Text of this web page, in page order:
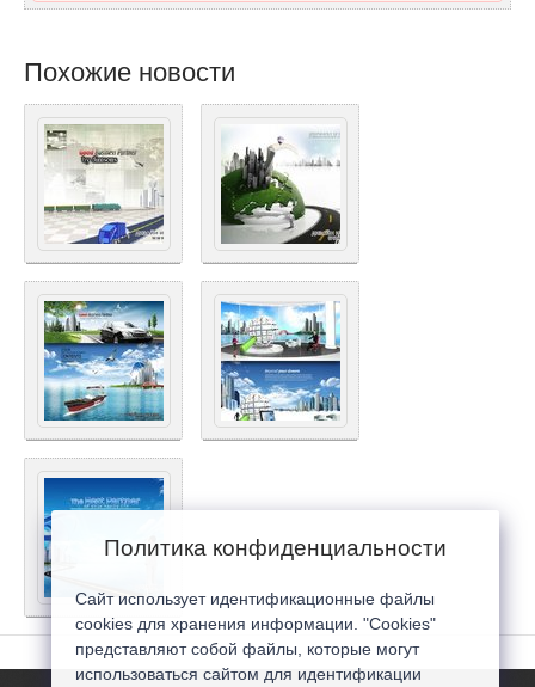
Похожие новости
Политика конфиденциальности
Сайт использует идентификационные файлы
cookies для хранения информации. "Cookies"
представляют собой файлы, которые могут
использоваться сайтом для идентификации